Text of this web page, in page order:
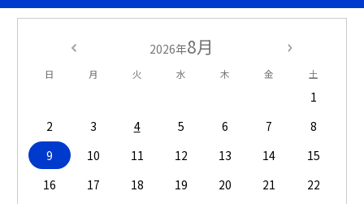
2026年8月
日 月 火 水 木 金 土
1
2
3 4 5 6 7
8
9
10 11 12 13 14
15
16
17 18 19 20 21
22